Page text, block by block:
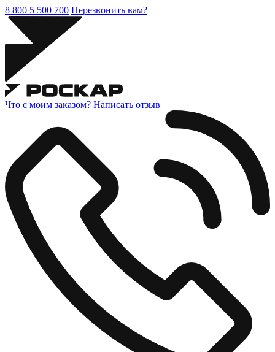
8 800 5 500 700 Перезвонить вам?
Что с моим заказом? Написать отзыв